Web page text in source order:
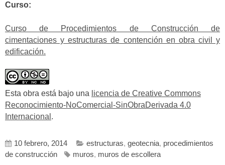
Curso:
Curso de Procedimientos de Construcción de
cimentaciones y estructuras de contención en obra civil y
edificación.
Esta obra está bajo una licencia de Creative Commons
Reconocimiento-NoComercial-SinObraDerivada 4.0
Internacional .
10 febrero, 2014 estructuras, geotecnia, procedimientos
de construcción
muros, muros de escollera